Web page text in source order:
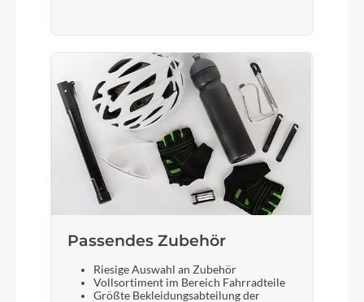
Bremshebel
Shimano
Steuersatz
Acros / 1.5"- 1.5" semi integ. OD 50/61mm / ID
44/55mm
Sattel
Passendes Zubehör
Riesige Auswahl an Zubehör
Vollsortiment im Bereich Fahrradteile
Größte Bekleidungsabteilung der